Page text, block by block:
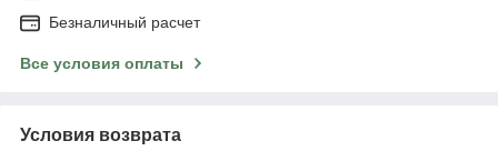
Безналичный расчет
Все условия оплаты
Условия возврата